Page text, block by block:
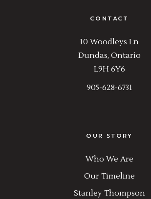
CONTACT
10 Woodleys Ln
Dundas, Ontario
L9H 6Y6
905-628-6731
OUR STORY
Who We Are
Our Timeline
Stanley Thompson